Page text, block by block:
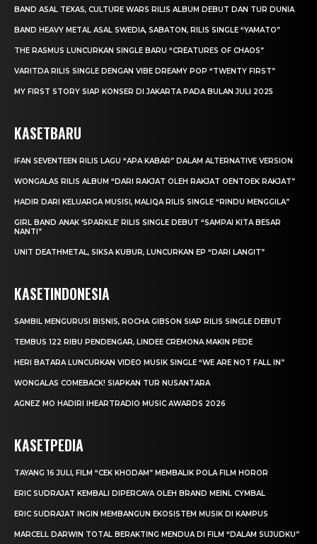
BAND ASAL TEXAS, CULTURE WARS RILIS ALBUM DEBUT DAN TUR DUNIA
BAND HEAVY METAL ASAL SWEDIA, SABATON, RILIS SINGLE “YAMATO”
THE RASMUS LUNCURKAN SINGLE BARU “CREATURES OF CHAOS”
VARITDA RILIS SINGLE DENGAN VIBE DREAMY POP “TWENTY FIRST”
MY FIRST STORY SIAP KONSER DI JAKARTA PADA BULAN JULI 2025
KASETBARU
IFAN SEVENTEEN RILIS LAGU “APA KABAR” DALAM ALTERNATIVE VERSION
WONGALAS RILIS ALBUM “DARI RAKJAT OLEH RAKJAT OENTOEK RAKJAT”
HADIR DARI KELUARGA MUSISI, MALIQA RILIS SINGLE “RINDU MENGGILA”
GIRL BAND ANAK ‘SPARKLE’ RILIS SINGLE DEBUT “SAMPAI KITA BESAR
NANTI”
UNIT DEATHMETAL, SIKSA KUBUR, LUNCURKAN EP “DARI LANGIT”
KASETINDONESIA
SAMBIL MENGURUSI BISNIS, ROCHA GIBSON SIAP RILIS SINGLE DEBUT
TEMBUS 122 RIBU PENDENGAR, LINDEE CREMONA MAKIN PEDE
HERI BATARA LUNCURKAN VIDEO MUSIK SINGLE “WE ARE NOT FALL IN”
WONGALAS COMEBACK! SIAPKAN TUR NUSANTARA
AGNEZ MO HADIRI IHEARTRADIO MUSIC AWARDS 2026
KASETPEDIA
TAYANG 16 JULI, FILM “CEK KHODAM” MEMBALIK POLA FILM HOROR
ERIC SUDRAJAT KEMBALI DIPERCAYA OLEH BRAND MEINL CYMBAL
ERIC SUDRAJAT INGIN MEMBANGUN EKOSISTEM MUSIK DI KAMPUS
MARCELL DARWIN TOTAL BERAKTING MENDUA DI FILM “DALAM SUJUDKU”